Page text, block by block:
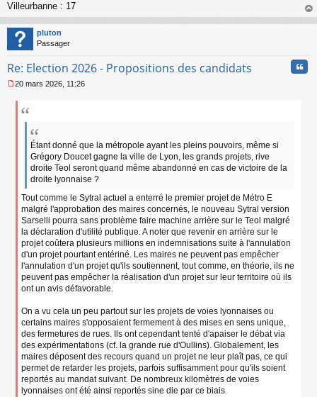
Villeurbanne : 17
au
pluton
Passager
Re: Election 2026 - Propositions des candidats
e
20 mars 2026, 11:26
Étant donné que la métropole ayant les pleins pouvoirs, même si
Grégory Doucet gagne la ville de Lyon, les grands projets, rive
droite Teol seront quand même abandonné en cas de victoire de la
droite lyonnaise ?
Tout comme le Sytral actuel a enterré le premier projet de Métro E
malgré l'approbation des maires concernés, le nouveau Sytral version
Sarselli pourra sans problème faire machine arrière sur le Teol malgré
la déclaration d'utilité publique. A noter que revenir en arrière sur le
projet coûtera plusieurs millions en indemnisations suite à l'annulation
d'un projet pourtant entériné. Les maires ne peuvent pas empêcher
l'annulation d'un projet qu'ils soutiennent, tout comme, en théorie, ils ne
peuvent pas empêcher la réalisation d'un projet sur leur territoire où ils
ont un avis défavorable.
On a vu cela un peu partout sur les projets de voies lyonnaises ou
certains maires s'opposaient fermement à des mises en sens unique,
des fermetures de rues. Ils ont cependant tenté d'apaiser le débat via
des expérimentations (cf. la grande rue d'Oullins). Globalement, les
maires déposent des recours quand un projet ne leur plaît pas, ce qui
permet de retarder les projets, parfois suffisamment pour qu'ils soient
reportés au mandat suivant. De nombreux kilomètres de voies
lyonnaises ont été ainsi reportés sine die par ce biais.